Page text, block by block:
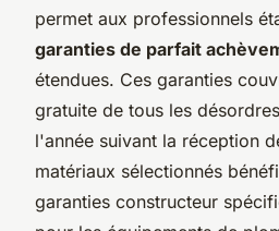
permet aux professionnels
garanties de parfait
étendues. Ces garanties
gratuite de tous les
l'année suivant la réception
matériaux sélectionnés
garanties constructeur